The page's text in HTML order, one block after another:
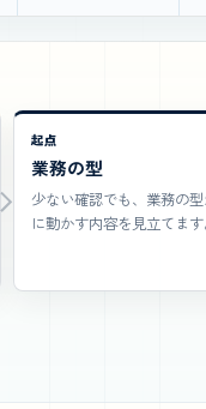
起点
業務の型
少ない確認でも、業務の
に動かす内容を見立てます